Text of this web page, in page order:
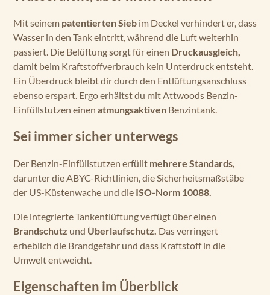
Mit seinem patentierten Sieb im Deckel verhindert er, dass
Wasser in den Tank eintritt, während die Luft weiterhin
passiert. Die Belüftung sorgt für einen Druckausgleich,
damit beim Kraftstoffverbrauch kein Unterdruck entsteht.
Ein Überdruck bleibt dir durch den Entlüftungsanschluss
ebenso erspart. Ergo erhältst du mit Attwoods Benzin-
Einfüllstutzen einen atmungsaktiven Benzintank.
Sei immer sicher unterwegs
Der Benzin-Einfüllstutzen erfüllt mehrere Standards,
darunter die ABYC-Richtlinien, die Sicherheitsmaßstäbe
der US-Küstenwache und die ISO-Norm 10088.
Die integrierte Tankentlüftung verfügt über einen
Brandschutz und Überlaufschutz. Das verringert
erheblich die Brandgefahr und dass Kraftstoff in die
Umwelt entweicht.
Eigenschaften im Überblick